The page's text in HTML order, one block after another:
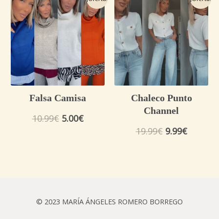
Falsa Camisa
10.99€
precio
original
10.99€.
5.00€
precio
actual
5.00€.
Chaleco Punto
Channel
19.99€
precio
original
era:
19.99€.
9.99€
precio
actual
es:
9.99€.
© 2023 MARÍA ÁNGELES ROMERO BORREGO